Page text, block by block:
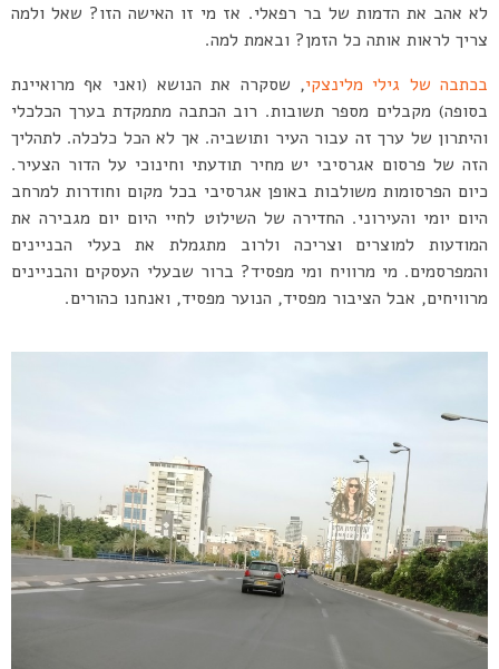
לא אהב את הדמות של בר רפאלי. אז מי זו האישה הזו? שאל ולמה
צריך לראות אותה כל הזמן? ובאמת למה.
בכתבה של גילי מלינצקי, שסקרה את הנושא (ואני אף מרואיינת
בסופה) מקבלים מספר תשובות. רוב הכתבה מתמקדת בערך הכלכלי
והיתרון של ערך זה עבור העיר ותושביה. אך לא הכל כלכלה. לתהליך
הזה של פרסום אגרסיבי יש מחיר תודעתי וחינוכי על הדור הצעיר.
כיום הפרסומות משולבות באופן אגרסיבי בכל מקום וחודרות למרחב
היום יומי והעירוני. החדירה של השילוט לחיי היום יום מגבירה את
המודעות למוצרים וצריכה ולרוב מתגמלת את בעלי הבניינים
והמפרסמים. מי מרוויח ומי מפסיד? ברור שבעלי העסקים והבניינים
מרוויחים, אבל הציבור מפסיד, הנוער מפסיד, ואנחנו כהורים.